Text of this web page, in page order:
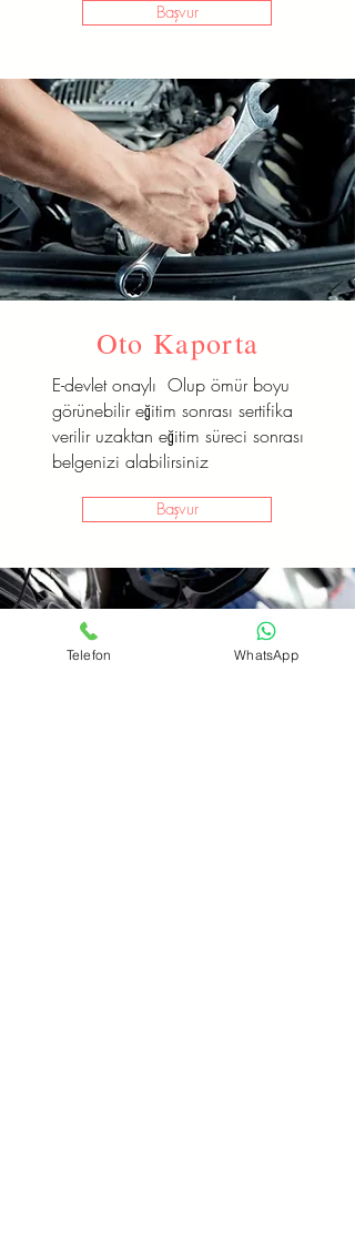
Başvur
Oto Kaporta
E-devlet onaylı Olup ömür boyu
görünebilir eğitim sonrası sertifika
verilir uzaktan eğitim süreci sonrası
belgenizi alabilirsiniz
Başvur
Telefon WhatsApp